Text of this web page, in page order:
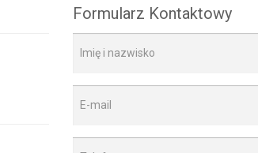
Formularz Kontaktowy